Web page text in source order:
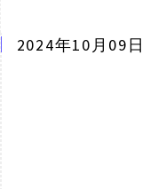
2024年10月09日